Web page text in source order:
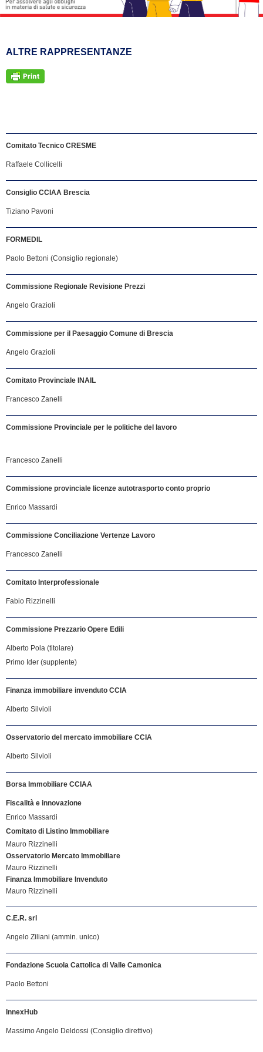
ALTRE RAPPRESENTANZE
Comitato Tecnico CRESME
Raffaele Collicelli
Consiglio CCIAA Brescia
Tiziano Pavoni
FORMEDIL
Paolo Bettoni (Consiglio regionale)
Commissione Regionale Revisione Prezzi
Angelo Grazioli
Commissione per il Paesaggio Comune di Brescia
Angelo Grazioli
Comitato Provinciale INAIL
Francesco Zanelli
Commissione Provinciale per le politiche del lavoro
Francesco Zanelli
Commissione provinciale licenze autotrasporto conto proprio
Enrico Massardi
Commissione Conciliazione Vertenze Lavoro
Francesco Zanelli
Comitato Interprofessionale
Fabio Rizzinelli
Commissione Prezzario Opere Edili
Alberto Pola (titolare)
Primo Ider (supplente)
Finanza immobiliare invenduto CCIA
Alberto Silvioli
Osservatorio del mercato immobiliare CCIA
Alberto Silvioli
Borsa Immobiliare CCIAA
Fiscalità e innovazione
Enrico Massardi
Comitato di Listino Immobiliare
Mauro Rizzinelli
Osservatorio Mercato Immobiliare
Mauro Rizzinelli
Finanza Immobiliare Invenduto
Mauro Rizzinelli
C.E.R. srl
Angelo Ziliani (ammin. unico)
Fondazione Scuola Cattolica di Valle Camonica
Paolo Bettoni
InnexHub
Massimo Angelo Deldossi (Consiglio direttivo)